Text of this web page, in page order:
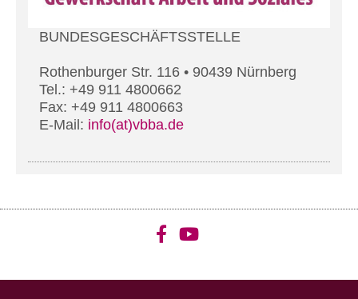
BUNDESGESCHÄFTSSTELLE
Rothenburger Str. 116 • 90439 Nürnberg
Tel.: +49 911 4800662
Fax: +49 911 4800663
E-Mail: info(at)vbba.de